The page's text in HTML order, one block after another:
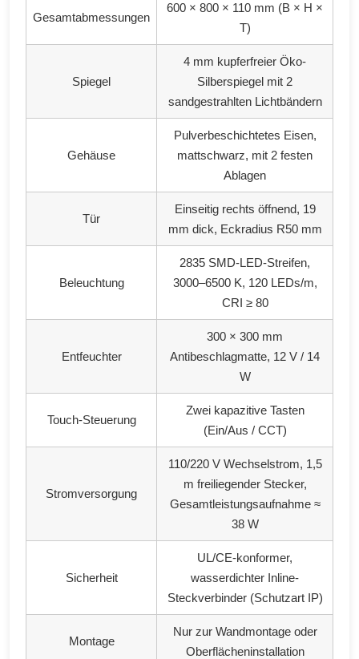
Gesamtabmessungen
600 × 800 × 110 mm (B × H ×
T)
Spiegel
4 mm kupferfreier Öko-
Silberspiegel mit 2
sandgestrahlten Lichtbändern
Gehäuse
Pulverbeschichtetes Eisen,
mattschwarz, mit 2 festen
Ablagen
Tür
Einseitig rechts öffnend, 19
mm dick, Eckradius R50 mm
Beleuchtung
2835 SMD-LED-Streifen,
3000–6500 K, 120 LEDs/m,
CRI ≥ 80
Entfeuchter
300 × 300 mm
Antibeschlagmatte, 12 V / 14
W
Touch-Steuerung
Zwei kapazitive Tasten
(Ein/Aus / CCT)
Stromversorgung
110/220 V Wechselstrom, 1,5
m freiliegender Stecker,
Gesamtleistungsaufnahme ≈
38 W
Sicherheit
UL/CE-konformer,
wasserdichter Inline-
Steckverbinder (Schutzart IP)
Montage
Nur zur Wandmontage oder
Oberflächeninstallation